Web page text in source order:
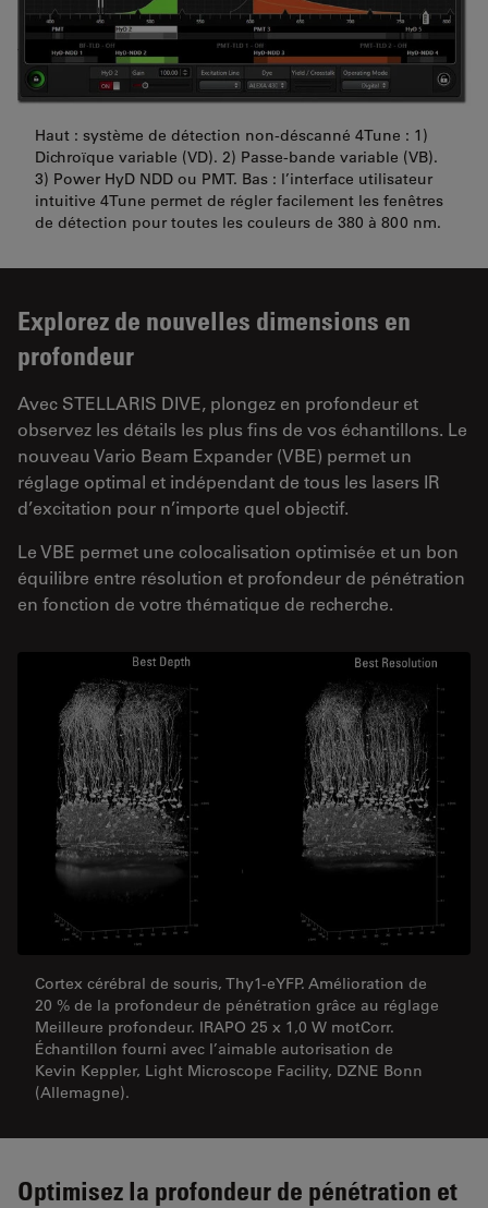
Haut : système de détection non-déscanné 4Tune : 1)
Dichroïque variable (VD). 2) Passe-bande variable (VB).
3) Power HyD NDD ou PMT. Bas : l’interface utilisateur
intuitive 4Tune permet de régler facilement les fenêtres
de détection pour toutes les couleurs de 380 à 800 nm.
Explorez de nouvelles dimensions en
profondeur
Avec STELLARIS DIVE, plongez en profondeur et
observez les détails les plus fins de vos échantillons. Le
nouveau Vario Beam Expander (VBE) permet un
réglage optimal et indépendant de tous les lasers IR
d’excitation pour n’importe quel objectif.
Le VBE permet une colocalisation optimisée et un bon
équilibre entre résolution et profondeur de pénétration
en fonction de votre thématique de recherche.
Cortex cérébral de souris, Thy1-eYFP. Amélioration de
20 % de la profondeur de pénétration grâce au réglage
Meilleure profondeur. IRAPO 25 x 1,0 W motCorr.
Échantillon fourni avec l’aimable autorisation de
Kevin Keppler, Light Microscope Facility, DZNE Bonn
(Allemagne).
Optimisez la profondeur de pénétration et